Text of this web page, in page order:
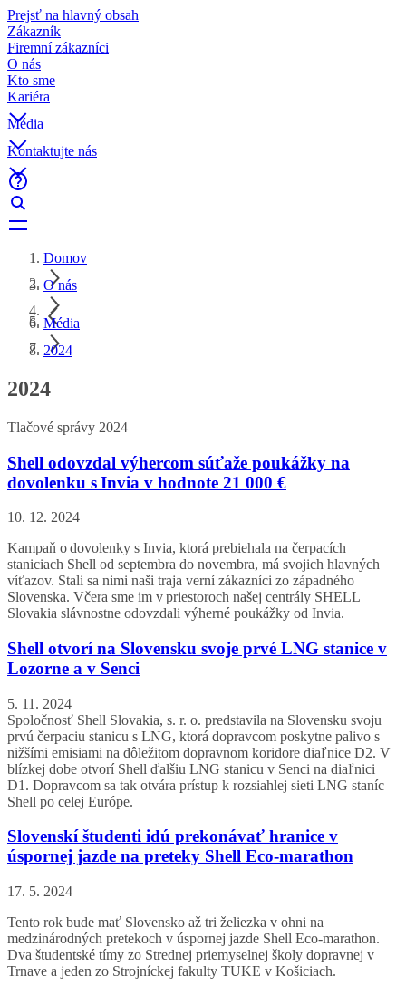
Prejsť na hlavný obsah
Zákazník
Firemní zákazníci
O nás
Kto sme
Kariéra
Média
Kontaktujte nás
Domov
O nás
Média
2024
2024
Tlačové správy 2024
Shell odovzdal výhercom súťaže poukážky na
dovolenku s Invia v hodnote 21 000 €
10. 12. 2024
Kampaň o dovolenky s Invia, ktorá prebiehala na čerpacích
staniciach Shell od septembra do novembra, má svojich hlavných
víťazov. Stali sa nimi naši traja verní zákazníci zo západného
Slovenska. Včera sme im v priestoroch našej centrály SHELL
Slovakia slávnostne odovzdali výherné poukážky od Invia.
Shell otvorí na Slovensku svoje prvé LNG stanice v
Lozorne a v Senci
5. 11. 2024
Spoločnosť Shell Slovakia, s. r. o. predstavila na Slovensku svoju
prvú čerpaciu stanicu s LNG, ktorá dopravcom poskytne palivo s
nižšími emisiami na dôležitom dopravnom koridore diaľnice D2. V
blízkej dobe otvorí Shell ďalšiu LNG stanicu v Senci na diaľnici
D1. Dopravcom sa tak otvára prístup k rozsiahlej sieti LNG staníc
Shell po celej Európe.
Slovenskí študenti idú prekonávať hranice v
úspornej jazde na preteky Shell Eco-marathon
17. 5. 2024
Tento rok bude mať Slovensko až tri želiezka v ohni na
medzinárodných pretekoch v úspornej jazde Shell Eco-marathon.
Dva študentské tímy zo Strednej priemyselnej školy dopravnej v
Trnave a jeden zo Strojníckej fakulty TUKE v Košiciach.